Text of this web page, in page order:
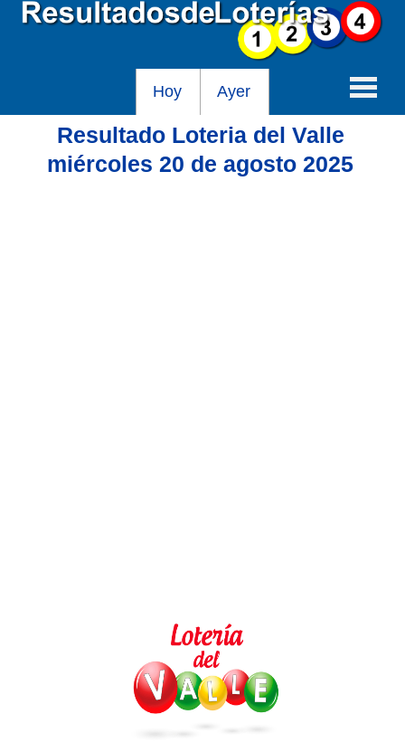
Hoy Ayer
Baloto
Lotería de Bogotá
Lotería de Risaralda
Lotería de Medellín
Resultado Loteria del Valle
miércoles 20 de agosto 2025